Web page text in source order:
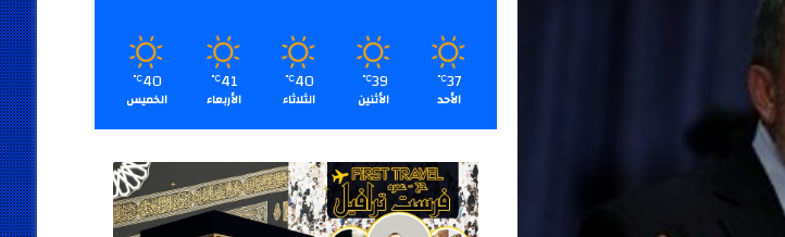
37
℃
الأحد
39
℃
الأثنين
40
℃
الثلاثاء
41
℃
الأربعاء
40
℃
الخميس